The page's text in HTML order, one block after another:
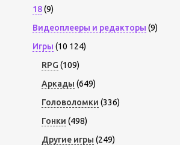
18(9)
Видеоплееры и редакторы (9)
Игры (10 124)
RPG (109)
Аркады (649)
Головоломки (336)
Гонки (498)
Другие игры (249)